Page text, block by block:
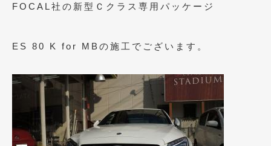
FOCAL社の新型Ｃクラス専用パッケージ
ES 80 K for MBの施工でございます。